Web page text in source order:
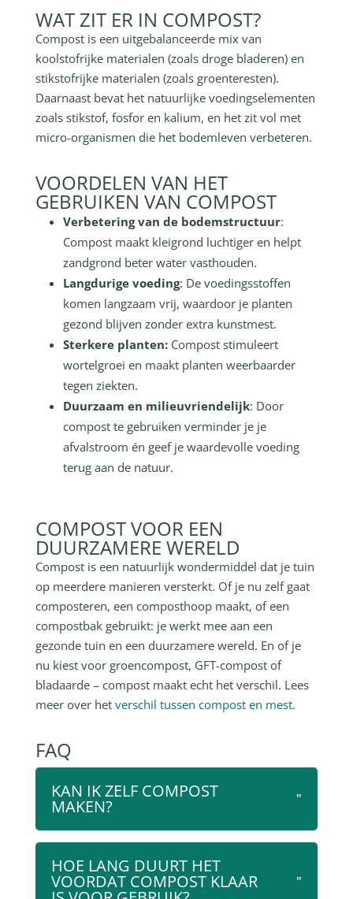
WAT ZIT ER IN COMPOST?
Compost is een uitgebalanceerde mix van
koolstofrijke materialen (zoals droge bladeren) en
stikstofrijke materialen (zoals groenteresten).
Daarnaast bevat het natuurlijke voedingselementen
zoals stikstof, fosfor en kalium, en het zit vol met
micro-organismen die het bodemleven verbeteren.
VOORDELEN VAN HET
GEBRUIKEN VAN COMPOST
Verbetering van de bodemstructuur:
Compost maakt kleigrond luchtiger en helpt
zandgrond beter water vasthouden.
Langdurige voeding: De voedingsstoffen
komen langzaam vrij, waardoor je planten
gezond blijven zonder extra kunstmest.
Sterkere planten:Compost stimuleert
wortelgroei en maakt planten weerbaarder
tegen ziekten.
Duurzaam en milieuvriendelijk: Door
compost te gebruiken verminder je je
afvalstroom én geef je waardevolle voeding
terug aan de natuur.
COMPOST VOOR EEN
DUURZAMERE WERELD
Compost is een natuurlijk wondermiddel dat je tuin
op meerdere manieren versterkt. Of je nu zelf gaat
composteren, een composthoop maakt, of een
compostbak gebruikt: je werkt mee aan een
gezonde tuin en een duurzamere wereld. En of je
nu kiest voor groencompost, GFT-compost of
bladaarde – compost maakt echt het verschil. Lees
meer over het verschil tussen compost en mest.
FAQ
KAN IK ZELF COMPOST
MAKEN?
HOE LANG DUURT HET
VOORDAT COMPOST KLAAR